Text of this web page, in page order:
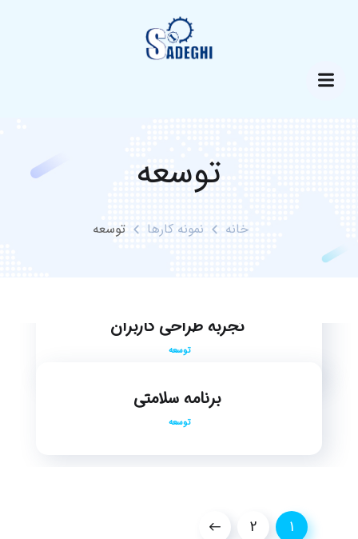
توسعه
خانه نمونه کارها توسعه
تجربه طراحی کاربران
توسعه
برنامه سلامتی
توسعه
1
2